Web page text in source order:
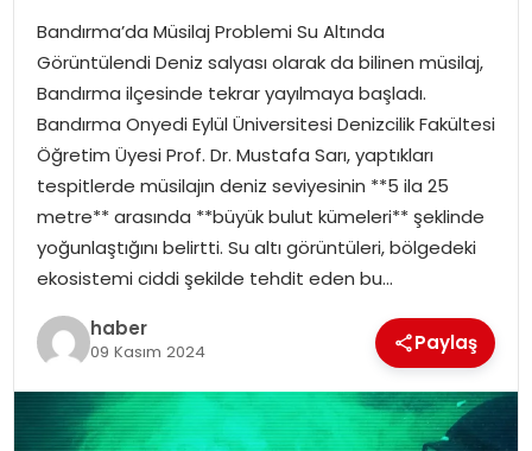
SPOR
TEKNOLOJI
EĞITIM
GENEL
Bandırma’da Müsilaj Problemi Su Altında
Görüntülendi Deniz salyası olarak da bilinen müsilaj,
Bandırma ilçesinde tekrar yayılmaya başladı.
Bandırma Onyedi Eylül Üniversitesi Denizcilik Fakültesi
Öğretim Üyesi Prof. Dr. Mustafa Sarı, yaptıkları
tespitlerde müsilajın deniz seviyesinin **5 ila 25
metre** arasında **büyük bulut kümeleri** şeklinde
yoğunlaştığını belirtti. Su altı görüntüleri, bölgedeki
ekosistemi ciddi şekilde tehdit eden bu…
haber
09 Kasım 2024 Paylaş